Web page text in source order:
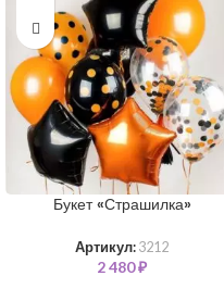
Букет «Страшилка»
Артикул: 3212
2 480₽